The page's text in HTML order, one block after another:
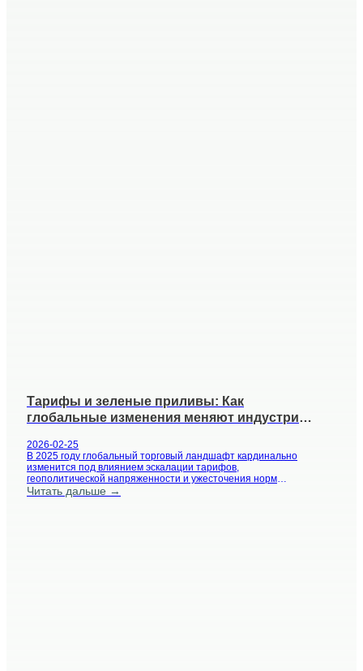
Тарифы и зеленые приливы: Как
глобальные изменения меняют индустрию
2026-02-25
В 2025 году глобальный торговый ландшафт кардинально
изменится под влиянием эскалации тарифов,
геополитической напряженности и ужесточения норм
устойчивого развития. В...
Читать дальше →